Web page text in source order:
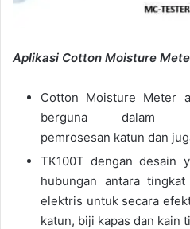
Aplikasi Cotton Moisture
Cotton Moisture Meter
berguna dalam
pemrosesan katun dan
TK100T dengan desain
hubungan antara
elektris untuk secara
katun, biji kapas dan kain